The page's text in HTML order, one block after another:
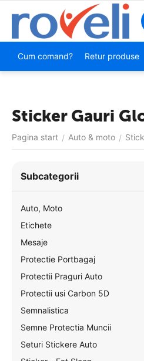
Cum comand? Retur produse
Sticker Gauri
Pagina start / Auto & moto /
Subcategorii
Auto, Moto
Etichete
Mesaje
Protectie Portbagaj
Protectii Praguri Auto
Protectii usi Carbon 5D
Semnalistica
Semne Protectia Muncii
Seturi Stickere Auto